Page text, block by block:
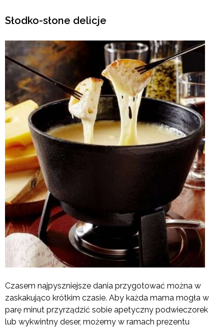
Słodko-słone delicje
Czasem najpyszniejsze dania przygotować można w
zaskakująco krótkim czasie. Aby każda mama mogła w
parę minut przyrządzić sobie apetyczny podwieczorek
lub wykwintny deser, możemy w ramach prezentu